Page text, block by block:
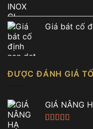
Giá bát cố
ĐƯỢC ĐÁNH GIÁ
GIÁ NÂNG